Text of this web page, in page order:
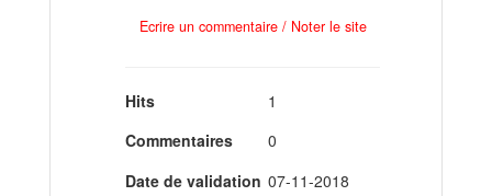
Ecrire un commentaire / Noter le site
Hits
1
Commentaires
0
Date de validation 07-11-2018